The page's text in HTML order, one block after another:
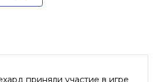
приняли участие в игре